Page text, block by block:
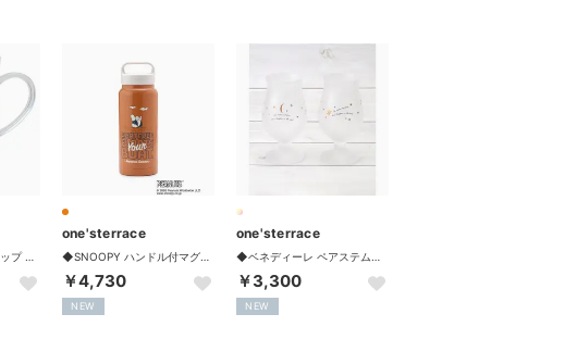
one'sterrace
￥4,730
NEW
one'sterrace
￥3,300
NEW